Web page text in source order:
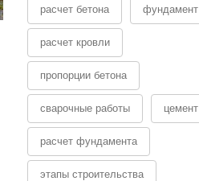
расчет бетона фундамент
расчет кровли
пропорции бетона
сварочные работы цемент
расчет фундамента
этапы строительства